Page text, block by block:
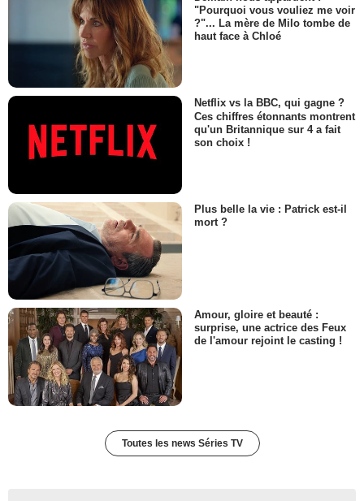
"Pourquoi vous vouliez me voir
?"... La mère de Milo tombe de
haut face à Chloé
Netflix vs la BBC, qui gagne ?
Ces chiffres étonnants montrent
qu'un Britannique sur 4 a fait
son choix !
Plus belle la vie : Patrick est-il
mort ?
Amour, gloire et beauté :
surprise, une actrice des Feux
de l'amour rejoint le casting !
Toutes les news Séries TV